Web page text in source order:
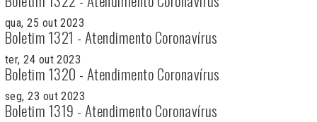
qua, 25 out 2023
Boletim 1321 - Atendimento Coronavírus
ter, 24 out 2023
Boletim 1320 - Atendimento Coronavírus
seg, 23 out 2023
Boletim 1319 - Atendimento Coronavírus